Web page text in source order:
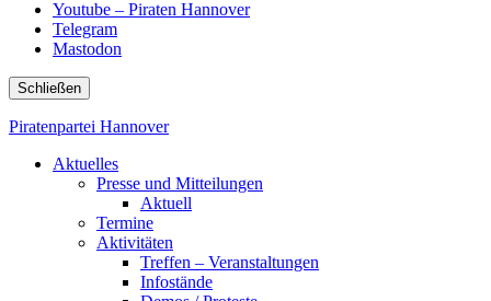
Youtube – Piraten Hannover
Telegram
Mastodon
Schließen
Piratenpartei Hannover
Aktuelles
Presse und Mitteilungen
Aktuell
Termine
Aktivitäten
Treffen – Veranstaltungen
Infostände